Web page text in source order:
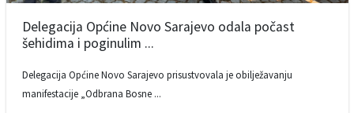
Delegacija Općine Novo Sarajevo odala počast
šehidima i poginulim ...
Delegacija Općine Novo Sarajevo prisustvovala je obilježavanju
manifestacije „Odbrana Bosne ...